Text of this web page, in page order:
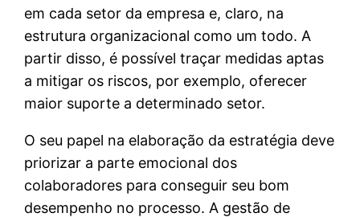
em cada setor da empresa e, claro, na
estrutura organizacional como um todo. A
partir disso, é possível traçar medidas aptas
a mitigar os riscos, por exemplo, oferecer
maior suporte a determinado setor.
O seu papel na elaboração da estratégia deve
priorizar a parte emocional dos
colaboradores para conseguir seu bom
desempenho no processo. A gestão de